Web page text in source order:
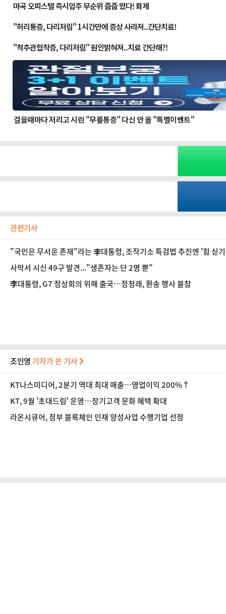
관련기사
"국민은 무서운 존재"라는 李대통령, 조작기소 특검법 추진엔 '힘 싣
사막서 시신 49구 발견..."생존자는 단 2명 뿐"
李대통령, G7 정상회의 위해 출국…정청래, 환송 행사 불참
조인영 기자가 쓴 기사
KT나스미디어, 2분기 역대 최대 매출…영업이익 200%↑
KT, 9월 '초대드림' 운영…장기고객 문화 혜택 확대
라온시큐어, 정부 블록체인 인재 양성사업 수행기업 선정